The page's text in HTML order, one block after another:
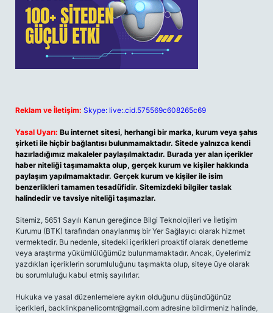
Reklam ve İletişim: Skype: live:.cid.575569c608265c69
Yasal Uyarı: Bu internet sitesi, herhangi bir marka, kurum veya şahıs
şirketi ile hiçbir bağlantısı bulunmamaktadır. Sitede yalnızca kendi
hazırladığımız makaleler paylaşılmaktadır. Burada yer alan içerikler
haber niteliği taşımamakta olup, gerçek kurum ve kişiler hakkında
paylaşım yapılmamaktadır. Gerçek kurum ve kişiler ile isim
benzerlikleri tamamen tesadüfidir. Sitemizdeki bilgiler taslak
halindedir ve tavsiye niteliği taşımazlar.
Sitemiz, 5651 Sayılı Kanun gereğince Bilgi Teknolojileri ve İletişim
Kurumu (BTK) tarafından onaylanmış bir Yer Sağlayıcı olarak hizmet
vermektedir. Bu nedenle, sitedeki içerikleri proaktif olarak denetleme
veya araştırma yükümlülüğümüz bulunmamaktadır. Ancak, üyelerimiz
yazdıkları içeriklerin sorumluluğunu taşımakta olup, siteye üye olarak
bu sorumluluğu kabul etmiş sayılırlar.
Hukuka ve yasal düzenlemelere aykırı olduğunu düşündüğünüz
içerikleri, backlinkpanelicomtr@gmail.com adresine bildirmeniz halinde,